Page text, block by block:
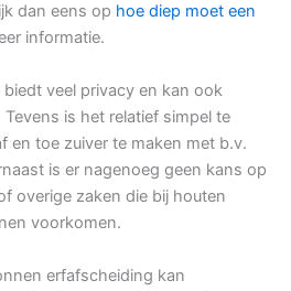
dan eens op hoe diep moet een
informatie.
veel privacy en kan ook
is het relatief simpel te
en toe zuiver te maken met b.v.
is er nagenoeg geen kans op
overige zaken die bij houten
voorkomen.
erfafscheiding kan